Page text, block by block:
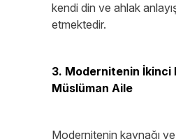
kendi din ve ahlak
etmektedir.
3. Modernitenin İkinci
Müslüman Aile
Modernitenin kaynağı